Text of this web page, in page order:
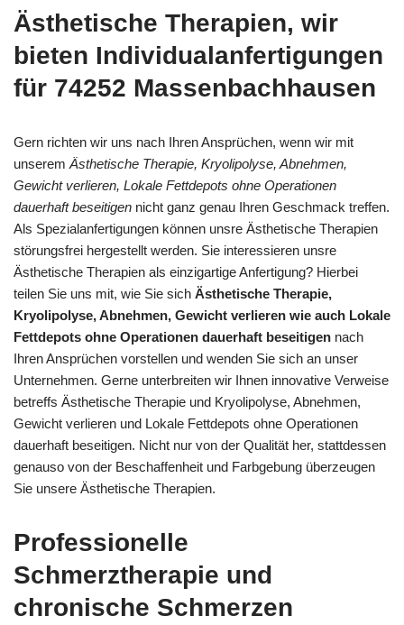
Ästhetische Therapien, wir
bieten Individualanfertigungen
für 74252 Massenbachhausen
Gern richten wir uns nach Ihren Ansprüchen, wenn wir mit
unserem Ästhetische Therapie, Kryolipolyse, Abnehmen,
Gewicht verlieren, Lokale Fettdepots ohne Operationen
dauerhaft beseitigen nicht ganz genau Ihren Geschmack treffen.
Als Spezialanfertigungen können unsre Ästhetische Therapien
störungsfrei hergestellt werden. Sie interessieren unsre
Ästhetische Therapien als einzigartige Anfertigung? Hierbei
teilen Sie uns mit, wie Sie sich Ästhetische Therapie,
Kryolipolyse, Abnehmen, Gewicht verlieren wie auch Lokale
Fettdepots ohne Operationen dauerhaft beseitigen nach
Ihren Ansprüchen vorstellen und wenden Sie sich an unser
Unternehmen. Gerne unterbreiten wir Ihnen innovative Verweise
betreffs Ästhetische Therapie und Kryolipolyse, Abnehmen,
Gewicht verlieren und Lokale Fettdepots ohne Operationen
dauerhaft beseitigen. Nicht nur von der Qualität her, stattdessen
genauso von der Beschaffenheit und Farbgebung überzeugen
Sie unsere Ästhetische Therapien.
Professionelle
Schmerztherapie und
chronische Schmerzen